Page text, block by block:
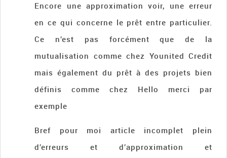
Encore une approximation voir, une erreur
en ce qui concerne le prêt entre particulier.
Ce n’est pas forcément que de la
mutualisation comme chez Younited Credit
mais également du prêt à des projets bien
définis comme chez Hello merci par
exemple
Bref pour moi article incomplet plein
d’erreurs et d’approximation et